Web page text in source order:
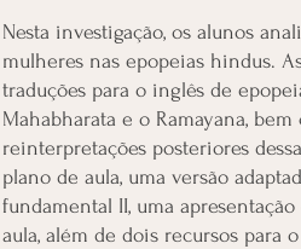
Nesta investigação, os alunos
mulheres nas epopeias hindus.
traduções para o inglês de
Mahabharata e o Ramayana,
reinterpretações posteriores
plano de aula, uma versão
fundamental II, uma
aula, além de dois recursos para